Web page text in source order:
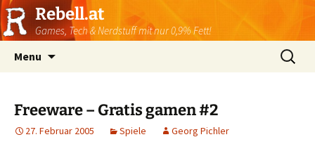
Rebell.at
Games, Tech & Nerdstuff mit nur 0,9% Fett!
Menu
Suchen
nach:
Freeware – Gratis gamen #2
27. Februar 2005 Spiele Georg Pichler